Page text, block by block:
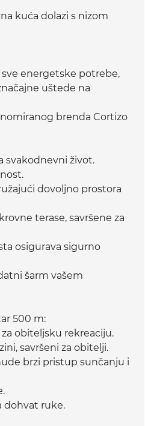
kuća dolazi s nizom
energetske potrebe,
uštede na
brenda Cortizo
svakodnevni život.
dovoljno prostora
terase, savršene za
osigurava sigurno
šarm vašem
500 m:
obiteljsku rekreaciju.
savršeni za obitelji.
brzi pristup sunčanju i
dohvat ruke.